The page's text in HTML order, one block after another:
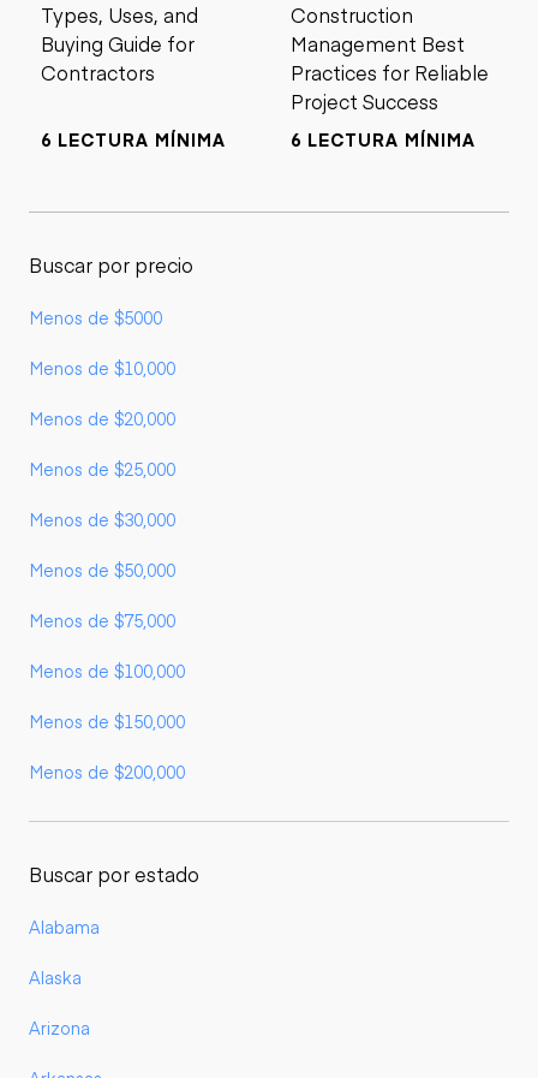
Types, Uses, and
Buying Guide for
Contractors
6 LECTURA MÍNIMA
Construction
Management Best
Practices for Reliable
Project Success
6 LECTURA MÍNIMA
Buscar por precio
Menos de $5000
Menos de $10,000
Menos de $20,000
Menos de $25,000
Menos de $30,000
Menos de $50,000
Menos de $75,000
Menos de $100,000
Menos de $150,000
Menos de $200,000
Buscar por estado
Alabama
Alaska
Arizona